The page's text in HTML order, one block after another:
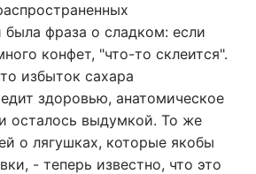
фраза о сладком: если
конфет, "что-то склеится".
избыток сахара
здоровью, анатомическое
осталось выдумкой. То же
о лягушках, которые якобы
- теперь известно, что это